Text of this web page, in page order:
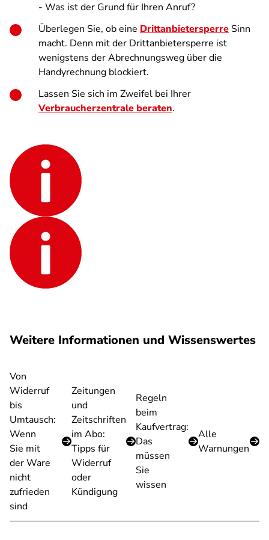
- Was ist der Grund für Ihren Anruf?
Überlegen Sie, ob eine Drittanbietersperre Sinn
macht. Denn mit der Drittanbietersperre ist
wenigstens der Abrechnungsweg über die
Handyrechnung blockiert.
Lassen Sie sich im Zweifel bei Ihrer
Verbraucherzentrale beraten.
Weitere Informationen und Wissenswertes
Von
Widerruf
bis
Umtausch:
Wenn
Sie mit
der Ware
nicht
zufrieden
sind
Zeitungen
und
Zeitschriften
im Abo:
Tipps für
Widerruf
oder
Kündigung
Regeln
beim
Kaufvertrag:
Das
müssen
Sie
wissen
Alle
Warnungen